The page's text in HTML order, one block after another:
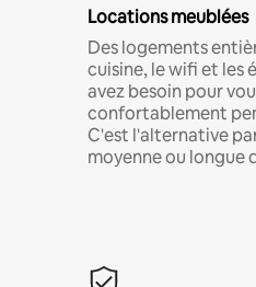
Locations meublées
Des logements
cuisine, le wifi et les
avez besoin pour
confortablement
C'est l'alternative
moyenne ou longue